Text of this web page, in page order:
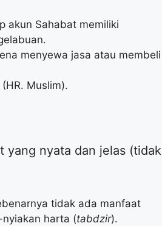
akun Sahabat memiliki
menyewa jasa atau membeli
(HR. Muslim).
yang nyata dan jelas (tidak
tidak ada manfaat
harta (tabdzir).